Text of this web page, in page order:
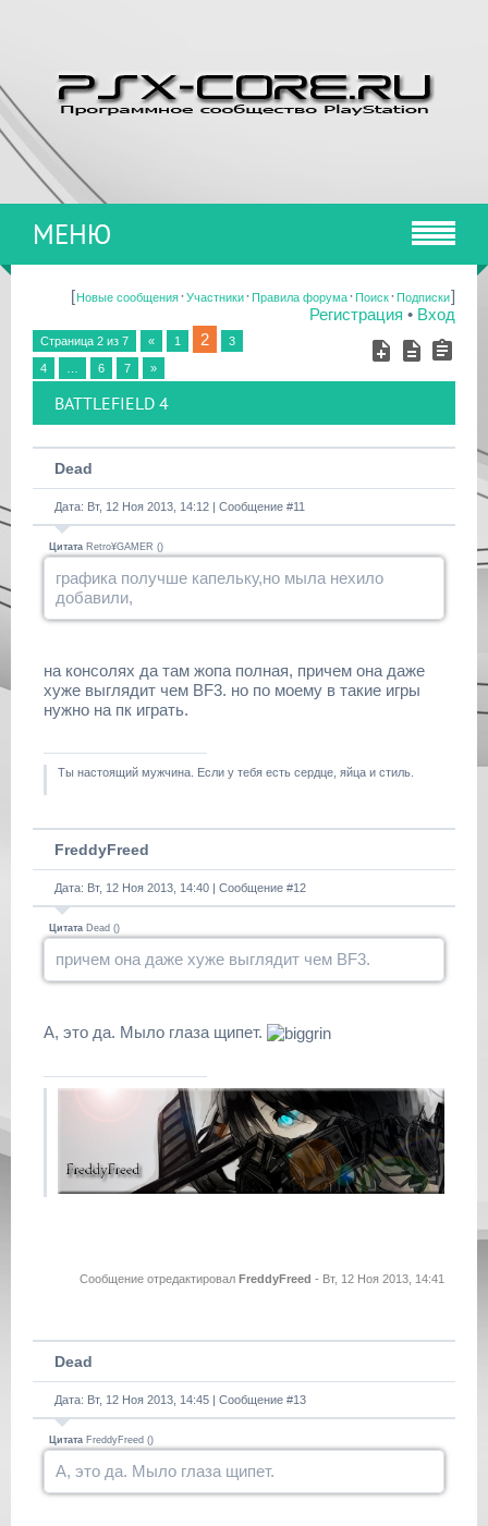
МЕНЮ
[Новые сообщения·Участники·Правила форума·Поиск·Подписки]
Регистрация • Вход
Страница 2 из 7 « 1 2 3
4 6 7 »
BATTLEFIELD 4
Dead
Дата: Вт, 12 Ноя 2013, 14:12 | Сообщение #11
Цитата Retro¥GAMER ()
графика получше капельку,но мыла нехило
добавили,
на консолях да там жопа полная, причем она даже
хуже выглядит чем BF3. но по моему в такие игры
нужно на пк играть.
Ты настоящий мужчина. Если у тебя есть сердце, яйца и стиль.
FreddyFreed
Дата: Вт, 12 Ноя 2013, 14:40 | Сообщение #12
Цитата Dead ()
причем она даже хуже выглядит чем BF3.
А, это да. Мыло глаза щипет.
Сообщение отредактировал FreddyFreed - Вт, 12 Ноя 2013, 14:41
Dead
Дата: Вт, 12 Ноя 2013, 14:45 | Сообщение #13
Цитата FreddyFreed ()
А, это да. Мыло глаза щипет.